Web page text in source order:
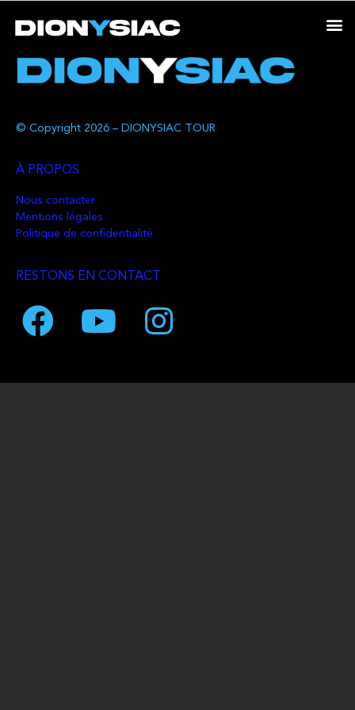
© Copyright 2026 – DIONYSIAC TOUR
À PROPOS
Nous contacter
Mentions légales
Politique de confidentialité
RESTONS EN CONTACT